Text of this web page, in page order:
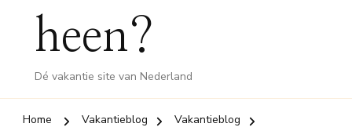
heen?
Dé vakantie site van Nederland
Home Vakantieblog
Vakantieblog